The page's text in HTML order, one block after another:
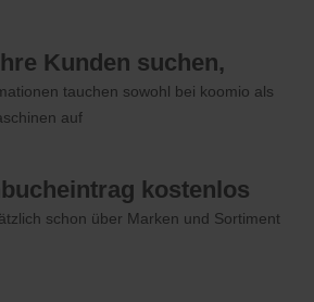
Kunden suchen,
tauchen sowohl bei koomio als
auf
kostenlos
schon über Marken und Sortiment